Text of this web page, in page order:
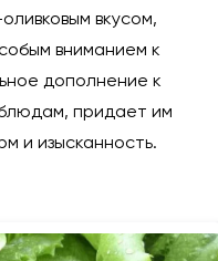
вкусом,
вниманием к
дополнение к
придает им
и изысканность.